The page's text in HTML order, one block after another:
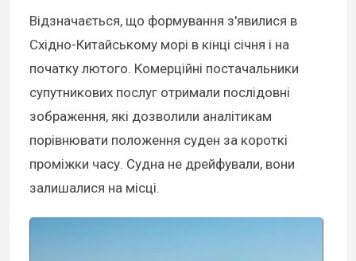
Відзначається, що формування з'явилися в
Східно-Китайському морі в кінці січня і на
початку лютого. Комерційні постачальники
супутникових послуг отримали послідовні
зображення, які дозволили аналітикам
порівнювати положення суден за короткі
проміжки часу. Судна не дрейфували, вони
залишалися на місці.